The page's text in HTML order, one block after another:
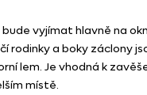
vyjímat hlavně na
rodinky a boky záclony
lem. Je vhodná k
místě.